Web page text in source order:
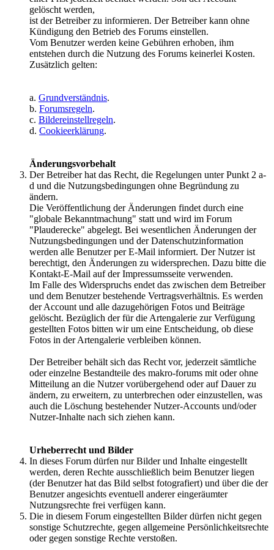
gelöscht werden,
ist der Betreiber zu informieren. Der Betreiber kann ohne
Kündigung den Betrieb des Forums einstellen.
Vom Benutzer werden keine Gebühren erhoben, ihm
entstehen durch die Nutzung des Forums keinerlei Kosten.
Zusätzlich gelten:
a. Grundverständnis.
b. Forumsregeln.
c. Bildereinstellregeln.
d. Cookieerklärung.
Änderungsvorbehalt
Der Betreiber hat das Recht, die Regelungen unter Punkt 2 a-
d und die Nutzungsbedingungen ohne Begründung zu
ändern.
Die Veröffentlichung der Änderungen findet durch eine
"globale Bekanntmachung" statt und wird im Forum
"Plauderecke" abgelegt. Bei wesentlichen Änderungen der
Nutzungsbedingungen und der Datenschutzinformation
werden alle Benutzer per E-Mail informiert. Der Nutzer ist
berechtigt, den Änderungen zu widersprechen. Dazu bitte die
Kontakt-E-Mail auf der Impressumsseite verwenden.
Im Falle des Widerspruchs endet das zwischen dem Betreiber
und dem Benutzer bestehende Vertragsverhältnis. Es werden
der Account und alle dazugehörigen Fotos und Beiträge
gelöscht. Bezüglich der für die Artengalerie zur Verfügung
gestellten Fotos bitten wir um eine Entscheidung, ob diese
Fotos in der Artengalerie verbleiben können.
Der Betreiber behält sich das Recht vor, jederzeit sämtliche
oder einzelne Bestandteile des makro-forums mit oder ohne
Mitteilung an die Nutzer vorübergehend oder auf Dauer zu
ändern, zu erweitern, zu unterbrechen oder einzustellen, was
auch die Löschung bestehender Nutzer-Accounts und/oder
Nutzer-Inhalte nach sich ziehen kann.
Urheberrecht und Bilder
In dieses Forum dürfen nur Bilder und Inhalte eingestellt
werden, deren Rechte ausschließlich beim Benutzer liegen
(der Benutzer hat das Bild selbst fotografiert) und über die der
Benutzer angesichts eventuell anderer eingeräumter
Nutzungsrechte frei verfügen kann.
Die in diesem Forum eingestellten Bilder dürfen nicht gegen
sonstige Schutzrechte, gegen allgemeine Persönlichkeitsrechte
oder gegen sonstige Rechte verstoßen.